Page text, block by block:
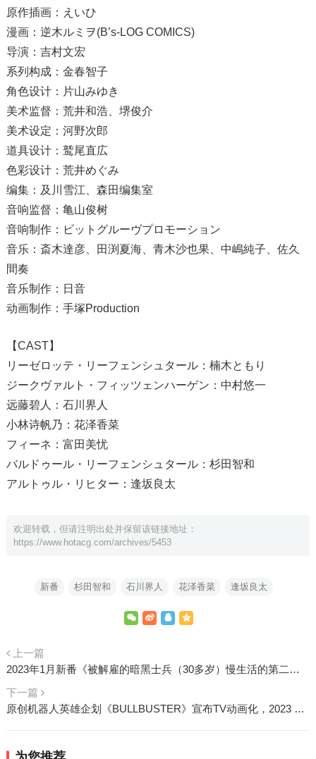
原作插画：えいひ
漫画：逆木ルミヲ(B’s-LOG COMICS)
导演：吉村文宏
系列构成：金春智子
角色设计：片山みゆき
美术监督：荒井和浩、堺俊介
美术设定：河野次郎
道具设计：鹫尾直広
色彩设计：荒井めぐみ
编集：及川雪江、森田编集室
音响监督：亀山俊树
音响制作：ビットグルーヴプロモーション
音乐：斎木達彦、田渕夏海、青木沙也果、中嶋純子、佐久
間奏
音乐制作：日音
动画制作：手塚Production
【CAST】
リーゼロッテ・リーフェンシュタール：楠木ともり
ジークヴァルト・フィッツェンハーゲン：中村悠一
远藤碧人：石川界人
小林诗帆乃：花泽香菜
フィーネ：富田美忧
バルドゥール・リーフェンシュタール：杉田智和
アルトゥル・リヒター：逢坂良太
欢迎转载，但请注明出处并保留该链接地址：
https://www.hotacg.com/archives/5453
新番 杉田智和 石川界人 花泽香菜 逢坂良太
上一篇
2023年1月新番《被解雇的暗黑士兵（30多岁）慢生活的第二人生》第一弹PV与视觉图公开
下一篇
原创机器人英雄企划《BULLBUSTER》宣布TV动画化，2023 年播出